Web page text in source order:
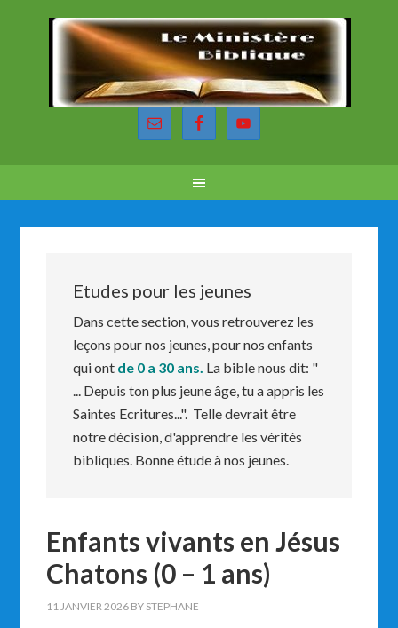
Etudes pour les jeunes
Dans cette section, vous retrouverez les
leçons pour nos jeunes, pour nos enfants
qui ont de 0 a 30 ans. La bible nous dit: "
... Depuis ton plus jeune âge, tu a appris les
Saintes Ecritures...". Telle devrait être
notre décision, d'apprendre les vérités
bibliques. Bonne étude à nos jeunes.
Enfants vivants en Jésus
Chatons (0 – 1 ans)
11 JANVIER 2026 BY STEPHANE